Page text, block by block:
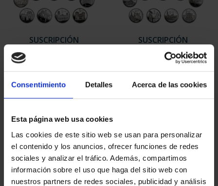
Consentimiento Detalles Acerca de las cookies
Esta página web usa cookies
Las cookies de este sitio web se usan para personalizar
el contenido y los anuncios, ofrecer funciones de redes
sociales y analizar el tráfico. Además, compartimos
información sobre el uso que haga del sitio web con
nuestros partners de redes sociales, publicidad y análisis
SUSCRIPCIÓN
949,00 €
Sólo para usuarios
registrados
SUSCRIPCIÓN
CAPITALES DE
PROVINCIA 2
949,00 €
Sólo para usuarios
registrados